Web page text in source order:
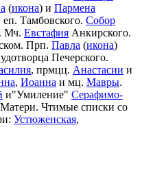
(икона) и Пармена
еп. Тамбовского. Собор
. Мч. Евстафия Анкирского.
Прп. Павла (икона)
Печерского.
, прмцц. Анастасии и
, Иоанна и мц. Мавры.
и"Умиление" Серафимо-
Чтимые списки со
Устюженская,